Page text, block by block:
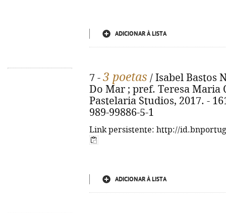
ADICIONAR À LISTA
7 - 3 poetas / Isabel Bastos
Do Mar ; pref. Teresa Maria
Pastelaria Studios, 2017. -
989-99886-5-1
Link persistente: http://
ADICIONAR À LISTA